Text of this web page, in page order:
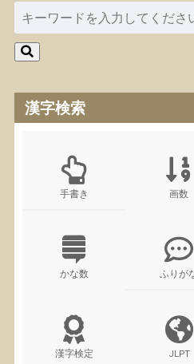
漢字検索
手書き 画数
かな数 ふりが
漢字検定 JLPT